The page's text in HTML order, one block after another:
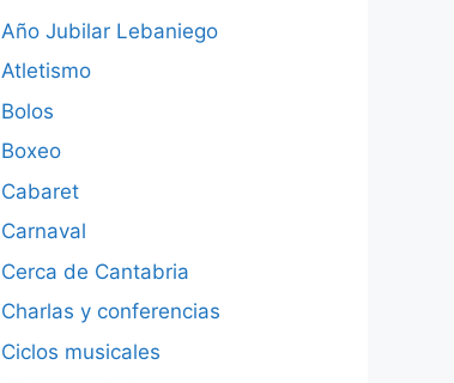
Año Jubilar Lebaniego
Atletismo
Bolos
Boxeo
Cabaret
Carnaval
Cerca de Cantabria
Charlas y conferencias
Ciclos musicales